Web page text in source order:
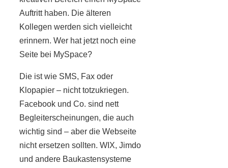
Auftritt haben. Die älteren
Kollegen werden sich vielleicht
erinnern. Wer hat jetzt noch eine
Seite bei MySpace?
Die ist wie SMS, Fax oder
Klopapier – nicht totzukriegen.
Facebook und Co. sind nett
Begleiterscheinungen, die auch
wichtig sind – aber die Webseite
nicht ersetzen sollten. WIX, Jimdo
und andere Baukastensysteme